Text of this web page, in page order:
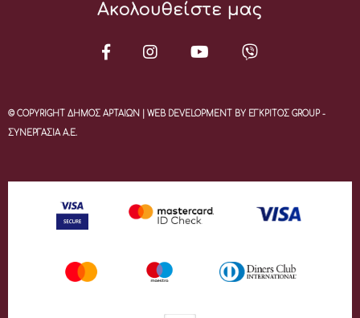
Ακολουθείστε μας
© COPYRIGHT ΔΗΜΟΣ ΑΡΤΑΙΩΝ | WEB DEVELOPMENT BY ΕΓΚΡΙΤΟΣ GROUP -
ΣΥΝΕΡΓΑΣΙΑ Α.Ε.